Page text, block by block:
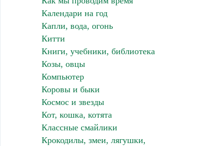
Календари на год
Капли, вода, огонь
Китти
Книги, учебники, библиотека
Козы, овцы
Компьютер
Коровы и быки
Космос и звезды
Кот, кошка, котята
Классные смайлики
Крокодилы, змеи, лягушки,